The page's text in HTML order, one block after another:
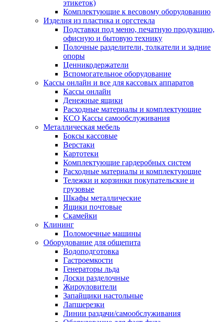
этикеток)
Комплектующие к весовому оборудованию
Изделия из пластика и оргстекла
Подставки под меню, печатную продукцию,
офисную и бытовую технику
Полочные разделители, толкатели и задние
опоры
Ценникодержатели
Вспомогательное оборудование
Кассы онлайн и все для кассовых аппаратов
Кассы онлайн
Денежные ящики
Расходные материалы и комплектующие
КСО Кассы самообслуживания
Металлическая мебель
Боксы кассовые
Верстаки
Картотеки
Комплектующие гардеробных систем
Расходные материалы и комплектующие
Тележки и корзинки покупательские и
грузовые
Шкафы металлические
Ящики почтовые
Скамейки
Клининг
Поломоечные машины
Оборудование для общепита
Водоподготовка
Гастроемкости
Генераторы льда
Доски разделочные
Жироуловители
Запайщики настольные
Лапшерезки
Линии раздачи/самообслуживания